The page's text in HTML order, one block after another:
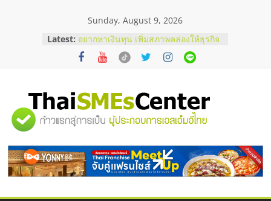
Sunday, August 9, 2026
Latest:
บริษัท Cybersecurity ในไทยที่ไหนดี?
วิธีเลือกผู้ให้บริการให้คุ้มค่าและตอบ
โจทย์ธุรกิจ
อยากหาเงินทุน เพิ่มสภาพคล่องให้ธุรกิจ
บริการน้ำมัน Shell
สัมมนาลงทุน แฟรนไชส์ยอนนี่
ThaiFranchise Meet Up จับคู่แฟรน
ร้านเครื่องเสียงคุณภาพสูง พร้อม
โซลูชันระบบภาพและเสียง
"ศูนย์
รวม
ข้อมูล